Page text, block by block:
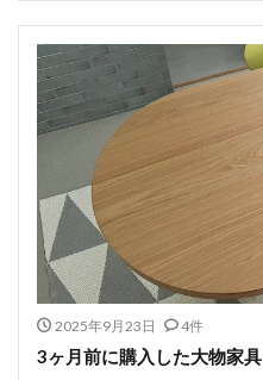
2025年9月23日 4件
3ヶ月前に購入した大物家具